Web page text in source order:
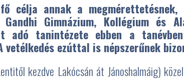
célja annak a
Gimnázium, Kollégium és
adó tanintézete ebben a
vetélkedés ezúttal is népszerűnek
kezdve Lakócsán át Jánoshalmáig)